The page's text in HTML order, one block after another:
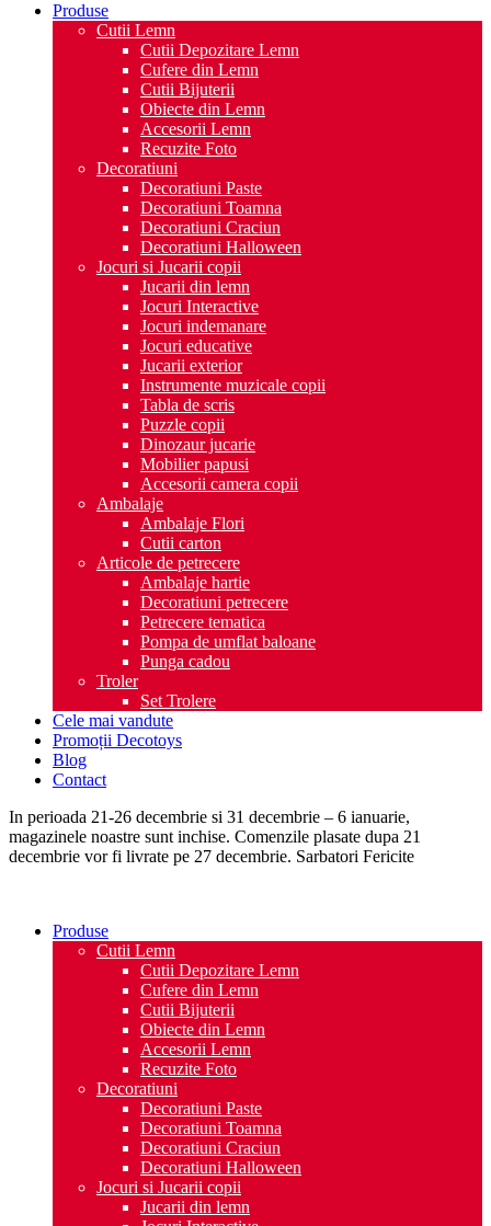
Produse
Cutii Lemn
Cutii Depozitare Lemn
Cufere din Lemn
Cutii Bijuterii
Obiecte din Lemn
Accesorii Lemn
Recuzite Foto
Decoratiuni
Decoratiuni Paste
Decoratiuni Toamna
Decoratiuni Craciun
Decoratiuni Halloween
Jocuri si Jucarii copii
Jucarii din lemn
Jocuri Interactive
Jocuri indemanare
Jocuri educative
Jucarii exterior
Instrumente muzicale copii
Tabla de scris
Puzzle copii
Dinozaur jucarie
Mobilier papusi
Accesorii camera copii
Ambalaje
Ambalaje Flori
Cutii carton
Articole de petrecere
Ambalaje hartie
Decoratiuni petrecere
Petrecere tematica
Pompa de umflat baloane
Punga cadou
Troler
Set Trolere
Cele mai vandute
Promoții Decotoys
Blog
Contact
In perioada 21-26 decembrie si 31 decembrie – 6 ianuarie,
magazinele noastre sunt inchise. Comenzile plasate dupa 21
decembrie vor fi livrate pe 27 decembrie. Sarbatori Fericite
Produse
Cutii Lemn
Cutii Depozitare Lemn
Cufere din Lemn
Cutii Bijuterii
Obiecte din Lemn
Accesorii Lemn
Recuzite Foto
Decoratiuni
Decoratiuni Paste
Decoratiuni Toamna
Decoratiuni Craciun
Decoratiuni Halloween
Jocuri si Jucarii copii
Jucarii din lemn